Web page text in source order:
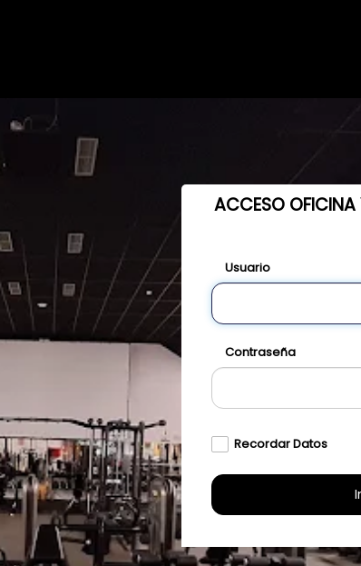
ACCESO OFICINA
Usuario
Contraseña
Recordar Datos